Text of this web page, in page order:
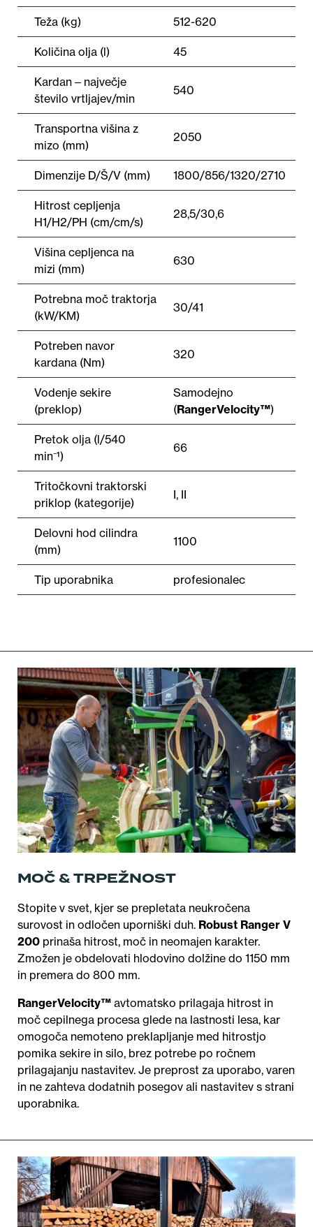
Teža (kg) 512-620
Količina olja (l) 45
Kardan ‒ največje
število vrtljajev/min
540
Transportna višina z
mizo (mm)
2050
Dimenzije D/Š/V (mm) 1800/856/1320/2710
Hitrost cepljenja
H1/H2/PH (cm/cm/s)
28,5/30,6
Višina cepljenca na
mizi (mm)
630
Potrebna moč traktorja
(kW/KM)
30/41
Potreben navor
kardana (Nm)
320
Vodenje sekire
(preklop)
Samodejno
(RangerVelocity™)
Pretok olja (l/540
min⁻¹)
66
Tritočkovni traktorski
priklop (kategorije)
I, II
Delovni hod cilindra
(mm)
1100
Tip uporabnika profesionalec
MOČ & TRPEŽNOST
Stopite v svet, kjer se prepletata neukročena
surovost in odločen uporniški duh. Robust Ranger V
200 prinaša hitrost, moč in neomajen karakter.
Zmožen je obdelovati hlodovino dolžine do 1150 mm
in premera do 800 mm.
RangerVelocity™ avtomatsko prilagaja hitrost in
moč cepilnega procesa glede na lastnosti lesa, kar
omogoča nemoteno preklapljanje med hitrostjo
pomika sekire in silo, brez potrebe po ročnem
prilagajanju nastavitev. Je preprost za uporabo, varen
in ne zahteva dodatnih posegov ali nastavitev s strani
uporabnika.